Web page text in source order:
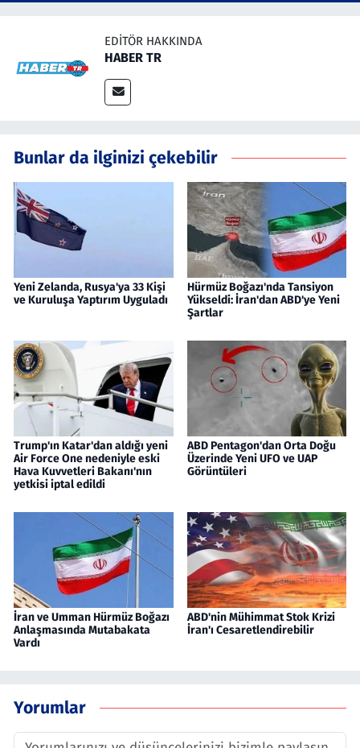
EDITÖR HAKKINDA
HABER TR
Bunlar da ilginizi çekebilir
Yeni Zelanda, Rusya'ya 33 Kişi
ve Kuruluşa Yaptırım Uyguladı
Hürmüz Boğazı'nda Tansiyon
Yükseldi: İran'dan ABD'ye Yeni
Şartlar
Trump'ın Katar'dan aldığı yeni
Air Force One nedeniyle eski
Hava Kuvvetleri Bakanı'nın
yetkisi iptal edildi
ABD Pentagon'dan Orta Doğu
Üzerinde Yeni UFO ve UAP
Görüntüleri
İran ve Umman Hürmüz Boğazı
Anlaşmasında Mutabakata
Vardı
ABD'nin Mühimmat Stok Krizi
İran'ı Cesaretlendirebilir
Yorumlar